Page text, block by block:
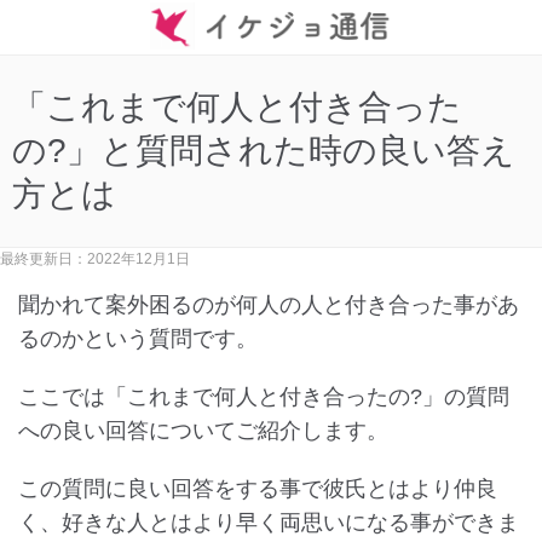
「これまで何人と付き合った
の?」と質問された時の良い答え
方とは
最終更新日：2022年12月1日
聞かれて案外困るのが何人の人と付き合った事があ
るのかという質問です。
ここでは「これまで何人と付き合ったの?」の質問
への良い回答についてご紹介します。
この質問に良い回答をする事で彼氏とはより仲良
く、好きな人とはより早く両思いになる事ができま